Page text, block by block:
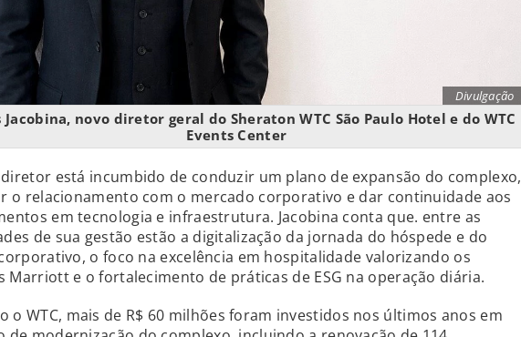
Divulgação
Jacobina, novo diretor geral do Sheraton WTC São Paulo Hotel e do WTC
Events Center
está incumbido de conduzir um plano de expansão do complexo,
o relacionamento com o mercado corporativo e dar continuidade aos
em tecnologia e infraestrutura. Jacobina conta que. entre as
de sua gestão estão a digitalização da jornada do hóspede e do
o foco na excelência em hospitalidade valorizando os
Marriott e o fortalecimento de práticas de ESG na operação diária.
o WTC, mais de R$ 60 milhões foram investidos nos últimos anos em